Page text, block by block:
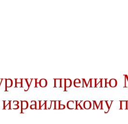
премию